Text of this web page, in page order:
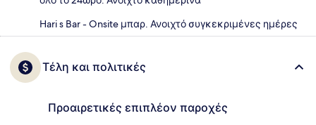
Hari s Bar - Onsite μπαρ. Ανοιχτό συγκεκριμένες ημέρες
Τέλη και πολιτικές
Προαιρετικές επιπλέον παροχές